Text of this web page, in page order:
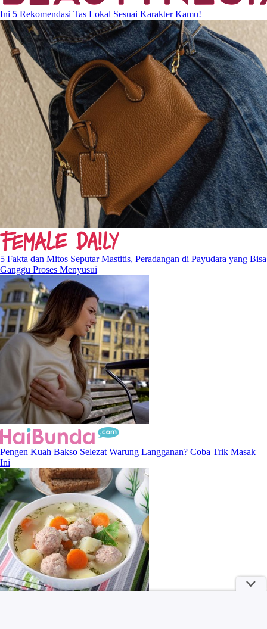
Ini 5 Rekomendasi Tas Lokal Sesuai Karakter Kamu!
5 Fakta dan Mitos Seputar Mastitis, Peradangan di Payudara yang Bisa
Ganggu Proses Menyusui
Pengen Kuah Bakso Selezat Warung Langganan? Coba Trik Masak
Ini